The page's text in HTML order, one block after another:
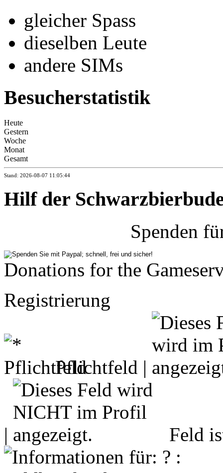
gleicher Spass
dieselben Leute
andere SIMs
Besucherstatistik
Heute
Gestern
Woche
Monat
Gesamt
Stand: 2026-08-07 11:05:44
Hilf der
Spenden
Donations for the
Registrierung
Pflichtfeld |
| Feld